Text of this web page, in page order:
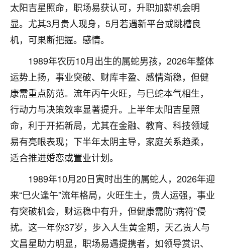
太阳吉星照命，职场易获认可，升职加薪机会明
显。尤其3月贵人现身，5月若遇新平台或跳槽良
机，可果断把握。感情。
1989年农历10月出生的属蛇男孩，2026年整体
运势上扬，事业突破、财库丰盈、感情渐稳，但健
康需重点防范。流年丙午火旺，与巳蛇本气相生，
行动力与决策效率显著提升。上半年太阳吉星照
命，利于开拓新局，尤其在金融、教育、科技领域
易有亮眼表现；下半年太阴主导，家庭关系趋柔，
适合推进婚恋或置业计划。
1989年10月20日寅时出生的属蛇人，2026年迎
来“巳火逢午”流年格局，火旺生土，贵人运强，事业
有突破机会，财运稳中有升，但健康需防“病符”侵
扰。这一年你37岁，步入人生黄金期，天乙贵人与
文昌星助力明显，职场易遇提携者，如领导赏识、
付深
我是公司人事调整，有升迁机会，但同时竞争的我们
三个，找老师的时候是抱着侥幸心理，没想到老师看
着我晋升有望，我半信半疑的按照老师建议，做了化
太岁还有一个发钱粮，本来年前的人事调整，拖到年
后，我以为都没戏了，结果开年一上班，开会提拔升
职第一个就是我，职务无所谓，主要是底薪加了
3000，非常开心，无论如何，感恩感谢！🙏🏻
鹿森：恭喜升职加薪！！，请客吗？�
12小时前 来自北京 32
我身体不太好，总是病病殃殃的，去检查又没什么大
问题，反正就是不舒服。中医西医看遍了，找不到问
题，后来无意中看到有人推荐慧来老师，跟老师聊过
之后，心情豁然开朗，也听老师建议，处理了一些因
果问题。今年以来，身体比以前好多，主要是心情好
了，老师说境随心转，现在深有体会了。